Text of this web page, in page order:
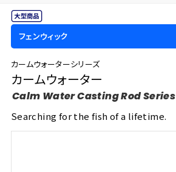
フェンウィック
カームウォーターシリーズ
カームウォーター
Calm Water Casting Rod Series
Searching for the fish of a lifetime.